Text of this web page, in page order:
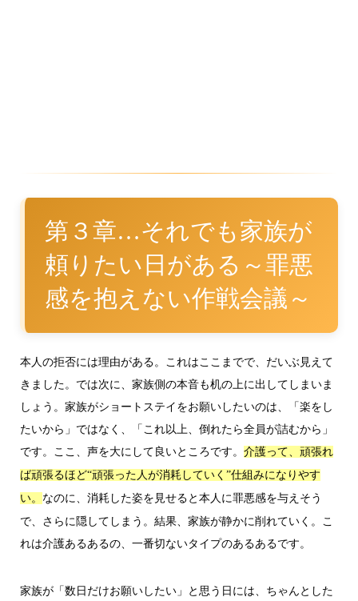
第３章…それでも家族が
頼りたい日がある～罪悪
感を抱えない作戦会議～
本人の拒否には理由がある。これはここまでで、だいぶ見えて
きました。では次に、家族側の本音も机の上に出してしまいま
しょう。家族がショートステイをお願いしたいのは、「楽をし
たいから」ではなく、「これ以上、倒れたら全員が詰むから」
です。ここ、声を大にして良いところです。 介護って、頑張れ
ば頑張るほど“頑張った人が消耗していく”仕組みになりやす
い。 なのに、消耗した姿を見せると本人に罪悪感を与えそう
で、さらに隠してしまう。結果、家族が静かに削れていく。こ
れは介護あるあるの、一番切ないタイプのあるあるです。
家族が「数日だけお願いしたい」と思う日には、ちゃんとした